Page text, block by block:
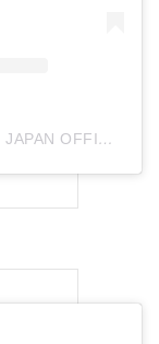
A post shared by babyface JAPAN OFFICIAL (@babyface_japan)